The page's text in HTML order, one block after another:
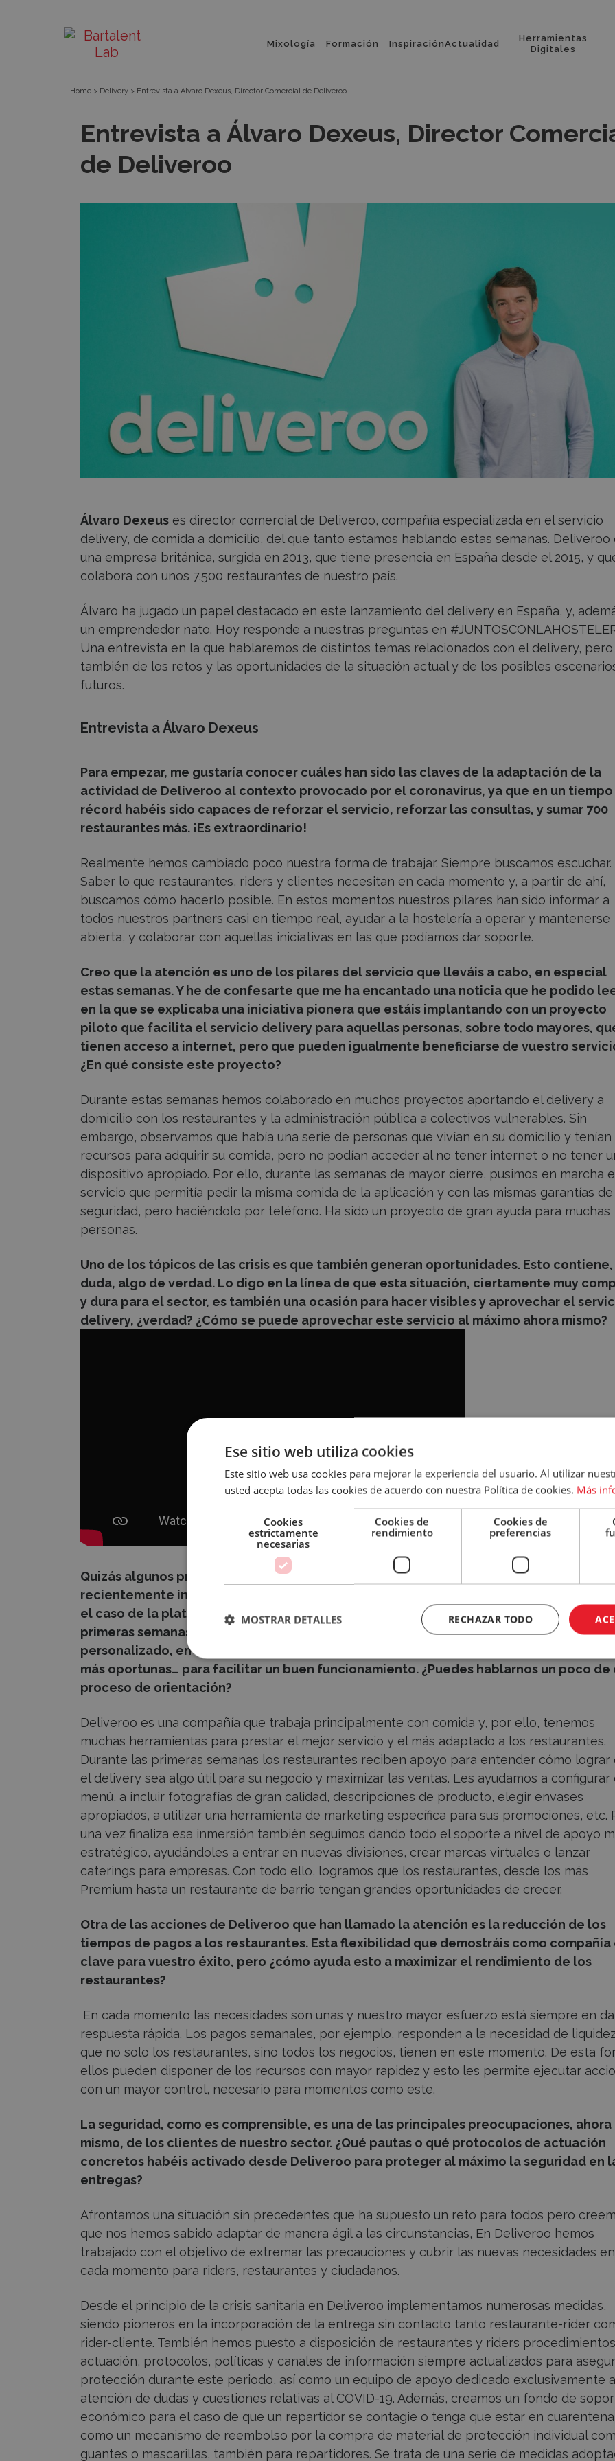
Álvaro
Dexeus,
Director
Bartalent
Lab
principal
Mixología Formación InspiraciónActualidad
Herramientas
Digitales
Home > Delivery > Entrevista a Álvaro Dexeus, Director Comercial de Deliveroo
Entrevista a Álvaro Dexeus, Director
de Deliveroo
Álvaro Dexeus es director comercial de Deliveroo, compañía especializada en el servicio
delivery, de comida a domicilio, del que tanto estamos hablando estas semanas. Deliveroo
una empresa británica, surgida en 2013, que tiene presencia en España desde el 2015, y
colabora con unos 7.500 restaurantes de nuestro país.
Álvaro ha jugado un papel destacado en este lanzamiento del delivery en España, y,
un emprendedor nato. Hoy responde a nuestras preguntas en
Una entrevista en la que hablaremos de distintos temas relacionados con el delivery, pero
también de los retos y las oportunidades de la situación actual y de los posibles
futuros.
Entrevista a Álvaro Dexeus
Para empezar, me gustaría conocer cuáles han sido las claves de la adaptación de la
actividad de Deliveroo al contexto provocado por el coronavirus, ya que en un tiempo
récord habéis sido capaces de reforzar el servicio, reforzar las consultas, y sumar 700
restaurantes más. ¡Es extraordinario!
Realmente hemos cambiado poco nuestra forma de trabajar. Siempre buscamos escuchar.
Saber lo que restaurantes, riders y clientes necesitan en cada momento y, a partir de ahí,
buscamos cómo hacerlo posible. En estos momentos nuestros pilares han sido informar a
todos nuestros partners casi en tiempo real, ayudar a la hostelería a operar y mantenerse
abierta, y colaborar con aquellas iniciativas en las que podíamos dar soporte.
Creo que la atención es uno de los pilares del servicio que lleváis a cabo, en especial
estas semanas. Y he de confesarte que me ha encantado una noticia que he podido
en la que se explicaba una iniciativa pionera que estáis implantando con un proyecto
piloto que facilita el servicio delivery para aquellas personas, sobre todo mayores,
tienen acceso a internet, pero que pueden igualmente beneficiarse de vuestro
¿En qué consiste este proyecto?
Durante estas semanas hemos colaborado en muchos proyectos aportando el delivery a
domicilio con los restaurantes y la administración pública a colectivos vulnerables. Sin
embargo, observamos que había una serie de personas que vivían en su domicilio y tenían
recursos para adquirir su comida, pero no podían acceder al no tener internet o no tener
dispositivo apropiado. Por ello, durante las semanas de mayor cierre, pusimos en marcha
servicio que permitía pedir la misma comida de la aplicación y con las mismas garantías de
seguridad, pero haciéndolo por teléfono. Ha sido un proyecto de gran ayuda para muchas
personas.
Uno de los tópicos de las crisis es que también generan oportunidades. Esto contiene,
duda, algo de verdad. Lo digo en la línea de que esta situación, ciertamente muy
y dura para el sector, es también una ocasión para hacer visibles y aprovechar el
delivery, ¿verdad? ¿Cómo se puede aprovechar este servicio al máximo ahora mismo?
Quizás algunos profesionales del sector que nos están viendo hoy se han planteado
recientemente introducir su restaurante o su establecimiento en el mundo del delivery.
el caso de la plataforma Deliveroo, tengo entendido que incluso disponéis, durante
primeras semanas de servicio, de un equipo que orienta, a través de un asesoramiento
personalizado, en cuestiones como la optimización de los menús, los ratios de apertura
más oportunas… para facilitar un buen funcionamiento. ¿Puedes hablarnos un poco de
proceso de orientación?
Deliveroo es una compañía que trabaja principalmente con comida y, por ello, tenemos
muchas herramientas para prestar el mejor servicio y el más adaptado a los restaurantes.
Durante las primeras semanas los restaurantes reciben apoyo para entender cómo lograr
el delivery sea algo útil para su negocio y maximizar las ventas. Les ayudamos a configurar
menú, a incluir fotografías de gran calidad, descripciones de producto, elegir envases
apropiados, a utilizar una herramienta de marketing específica para sus promociones, etc.
una vez finaliza esa inmersión también seguimos dando todo el soporte a nivel de apoyo
estratégico, ayudándoles a entrar en nuevas divisiones, crear marcas virtuales o lanzar
caterings para empresas. Con todo ello, logramos que los restaurantes, desde los más
Premium hasta un restaurante de barrio tengan grandes oportunidades de crecer.
Otra de las acciones de Deliveroo que han llamado la atención es la reducción de los
tiempos de pagos a los restaurantes. Esta flexibilidad que demostráis como compañía
clave para vuestro éxito, pero ¿cómo ayuda esto a maximizar el rendimiento de los
restaurantes?
En cada momento las necesidades son unas y nuestro mayor esfuerzo está siempre en
respuesta rápida. Los pagos semanales, por ejemplo, responden a la necesidad de
que no solo los restaurantes, sino todos los negocios, tienen en este momento. De esta
ellos pueden disponer de los recursos con mayor rapidez y esto les permite ejecutar
con un mayor control, necesario para momentos como este.
La seguridad, como es comprensible, es una de las principales preocupaciones, ahora
mismo, de los clientes de nuestro sector. ¿Qué pautas o qué protocolos de actuación
concretos habéis activado desde Deliveroo para proteger al máximo la seguridad en
entregas?
Afrontamos una situación sin precedentes que ha supuesto un reto para todos pero
que nos hemos sabido adaptar de manera ágil a las circunstancias, En Deliveroo hemos
trabajado con el objetivo de extremar las precauciones y cubrir las nuevas necesidades en
cada momento para riders, restaurantes y ciudadanos.
Desde el principio de la crisis sanitaria en Deliveroo implementamos numerosas medidas,
siendo pioneros en la incorporación de la entrega sin contacto tanto restaurante-rider
rider-cliente. También hemos puesto a disposición de restaurantes y riders
actuación, protocolos, políticas y canales de información siempre actualizados para
protección durante este periodo, así como un equipo de apoyo dedicado exclusivamente
atención de dudas y cuestiones relativas al COVID-19. Además, creamos un fondo de
económico para el caso de que un repartidor se contagie o tenga que estar en
como un mecanismo de reembolso por la compra de material de protección individual
guantes o mascarillas, también para repartidores. Se trata de una serie de medidas
Ese sitio web utiliza cookies
Este sitio web usa cookies para mejorar la experiencia del usuario. Al utilizar
usted acepta todas las cookies de acuerdo con nuestra Política de cookies. Más
Cookies
estrictamente
necesarias
Cookies de
rendimiento
Cookies de
preferencias
RECHAZAR TODO
MOSTRAR DETALLES